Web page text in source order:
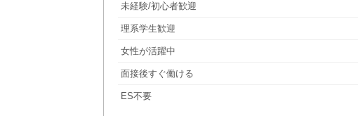
未経験/初心者歓迎
理系学生歓迎
女性が活躍中
面接後すぐ働ける
ES不要